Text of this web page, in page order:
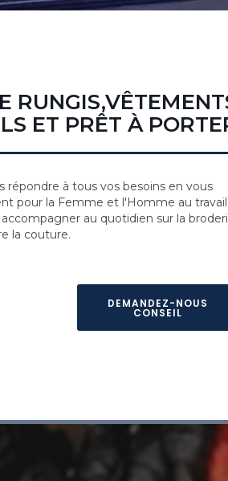
ET PRÊT À
répondre à tous vos besoins en vous
pour la Femme et l'Homme au travail.
au quotidien sur la
la couture.
DEMANDEZ-NOUS
CONSEIL